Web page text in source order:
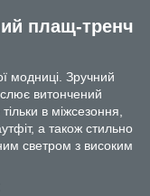
плащ-тренч
модниці. Зручний
витончений
в міжсезоння,
а також стильно
светром з високим